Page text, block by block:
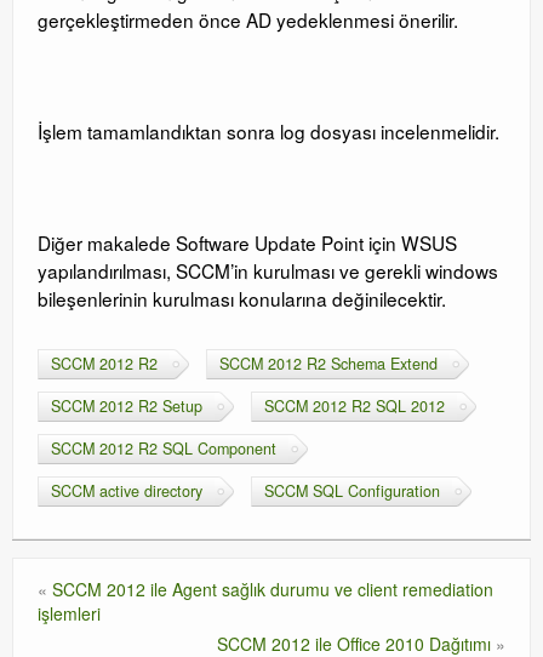
gerçekleştirmeden önce AD yedeklenmesi önerilir.
İşlem tamamlandıktan sonra log dosyası incelenmelidir.
Diğer makalede Software Update Point için WSUS
yapılandırılması, SCCM’in kurulması ve gerekli windows
bileşenlerinin kurulması konularına değinilecektir.
SCCM 2012 R2
SCCM 2012 R2 Schema Extend
SCCM 2012 R2 Setup
SCCM 2012 R2 SQL 2012
SCCM 2012 R2 SQL Component
SCCM active directory
SCCM SQL Configuration
« SCCM 2012 ile Agent sağlık durumu ve client remediation
işlemleri
SCCM 2012 ile Office 2010 Dağıtımı »